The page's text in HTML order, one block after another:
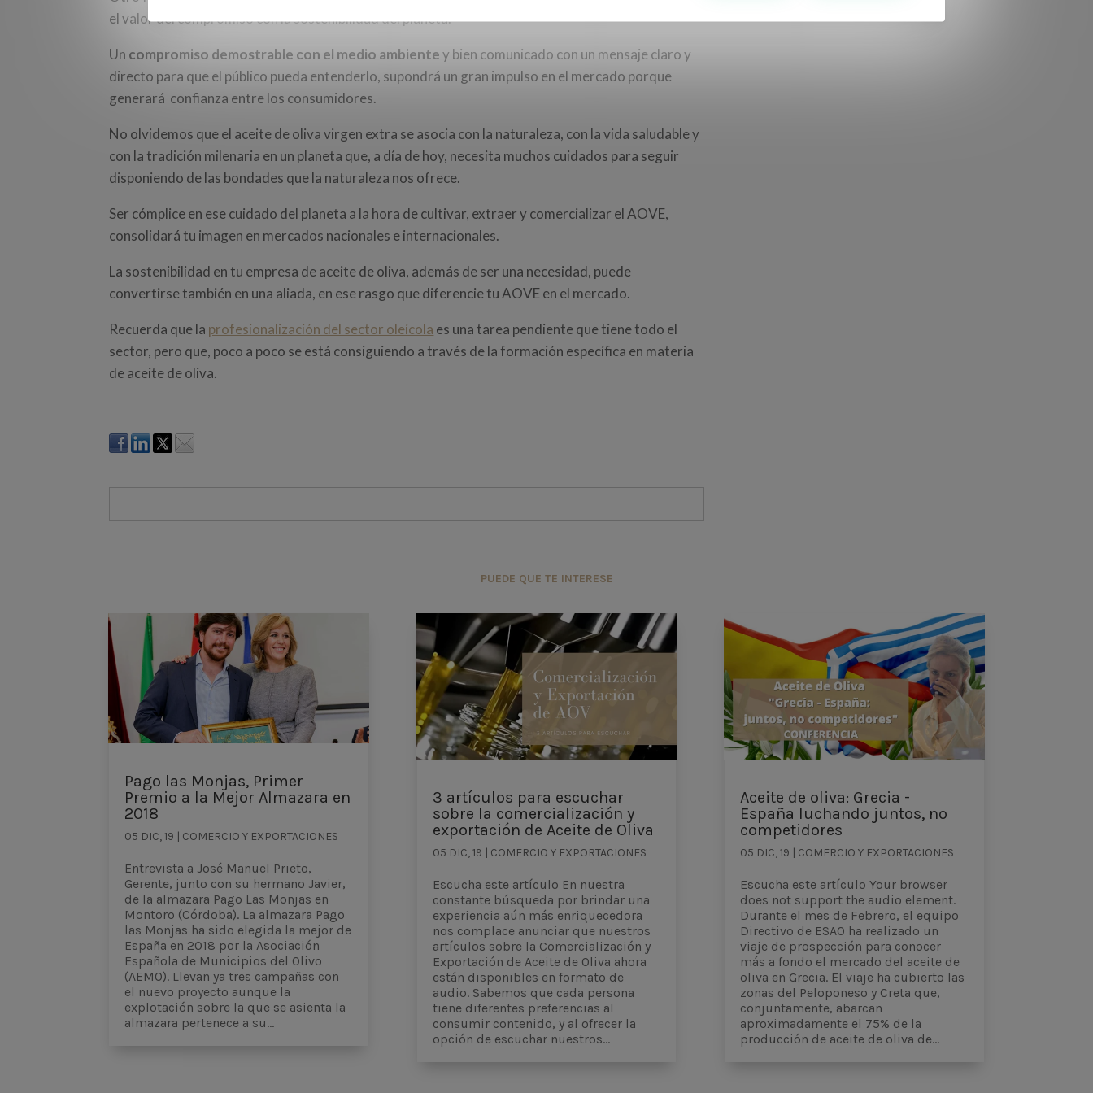
el valor del compromiso con la sostenibilidad del planeta.
Un compromiso demostrable con el medio ambientey bien comunicado con un mensaje claro y
directo para que el público pueda entenderlo, supondrá un gran impulso en el mercado porque
generará confianza entre los consumidores.
No olvidemos que el aceite de oliva virgen extra se asocia con la naturaleza, con la vida saludable y
con la tradición milenaria en un planeta que, a día de hoy, necesita muchos cuidados para seguir
disponiendo de las bondades que la naturaleza nos ofrece.
Ser cómplice en ese cuidado del planeta a la hora de cultivar, extraer y comercializar el AOVE,
consolidará tu imagen en mercados nacionales e internacionales.
La sostenibilidad en tu empresa de aceite de oliva, además de ser una necesidad, puede
convertirse también en una aliada, en ese rasgo que diferencie tu AOVE en el mercado.
Recuerda que la profesionalización del sector oleícola es una tarea pendiente que tiene todo el
sector, pero que, poco a poco se está consiguiendo a través de la formación específica en materia
de aceite de oliva.
PUEDE QUE TE INTERESE
Pago las Monjas, Primer
Premio a la Mejor Almazara en
2018
05 DIC, 19 | COMERCIO Y EXPORTACIONES
Entrevista a José Manuel Prieto,
Gerente, junto con su hermano Javier,
de la almazara Pago Las Monjas en
Montoro (Córdoba). La almazara Pago
las Monjas ha sido elegida la mejor de
España en 2018 por la Asociación
Española de Municipios del Olivo
(AEMO). Llevan ya tres campañas con
el nuevo proyecto aunque la
explotación sobre la que se asienta la
almazara pertenece a su...
3 artículos para escuchar
sobre la comercialización y
exportación de Aceite de Oliva
05 DIC, 19 | COMERCIO Y EXPORTACIONES
Escucha este artículo En nuestra
constante búsqueda por brindar una
experiencia aún más enriquecedora
nos complace anunciar que nuestros
artículos sobre la Comercialización y
Exportación de Aceite de Oliva ahora
están disponibles en formato de
audio. Sabemos que cada persona
tiene diferentes preferencias al
consumir contenido, y al ofrecer la
opción de escuchar nuestros...
Aceite de oliva: Grecia -
España luchando juntos, no
competidores
05 DIC, 19 | COMERCIO Y EXPORTACIONES
Escucha este artículo Your browser
does not support the audio element.
Durante el mes de Febrero, el equipo
Directivo de ESAO ha realizado un
viaje de prospección para conocer
más a fondo el mercado del aceite de
oliva en Grecia. El viaje ha cubierto las
zonas del Peloponeso y Creta que,
conjuntamente, abarcan
aproximadamente el 75% de la
producción de aceite de oliva de...